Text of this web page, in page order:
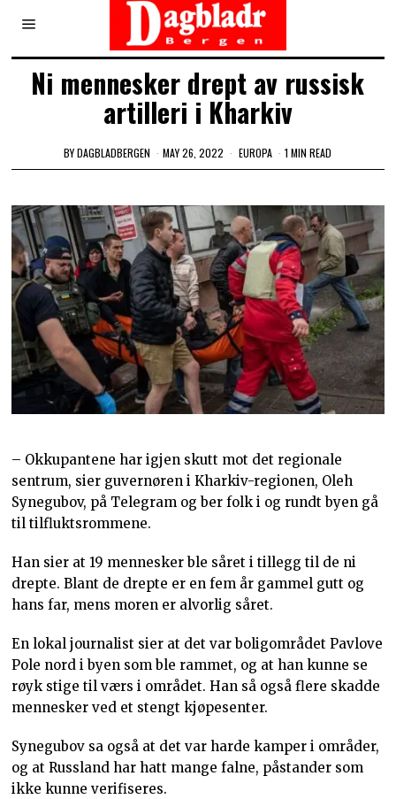
Ni mennesker drept av russisk
artilleri i Kharkiv
BYDAGBLADBERGEN MAY 26, 2022 EUROPA 1 MIN READ
– Okkupantene har igjen skutt mot det regionale
sentrum, sier guvernøren i Kharkiv-regionen, Oleh
Synegubov, på Telegram og ber folk i og rundt byen gå
til tilfluktsrommene.
Han sier at 19 mennesker ble såret i tillegg til de ni
drepte. Blant de drepte er en fem år gammel gutt og
hans far, mens moren er alvorlig såret.
En lokal journalist sier at det var boligområdet Pavlove
Pole nord i byen som ble rammet, og at han kunne se
røyk stige til værs i området. Han så også flere skadde
mennesker ved et stengt kjøpesenter.
Synegubov sa også at det var harde kamper i områder,
og at Russland har hatt mange falne, påstander som
ikke kunne verifiseres.